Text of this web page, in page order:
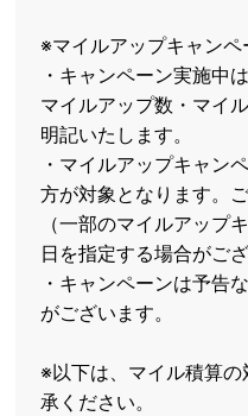
※マイルアップキャンペ
・キャンペーン実施中
マイルアップ数・マイ
明記いたします。
・マイルアップキャン
方が対象となります。
（一部のマイルアップ
日を指定する場合がござ
・キャンペーンは予告
がございます。
※以下は、マイル積算
承ください。